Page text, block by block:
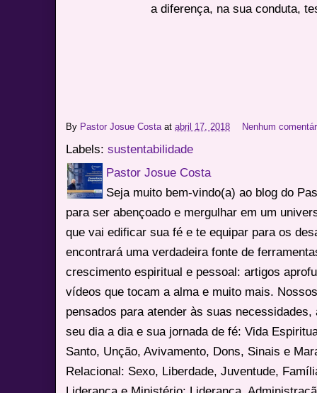
a diferença, na sua conduta,
By Pastor Josue Costa atabril 17, 2018 Nenhum
Labels:sustentabilidade
Pastor Josue Costa
Seja muito bem-vindo(a) ao blog do
para ser abençoado e mergulhar em um
que vai edificar sua fé e te equipar para os
encontrará uma verdadeira fonte de
crescimento espiritual e pessoal: artigos
vídeos que tocam a alma e muito mais.
pensados para atender às suas
seu dia a dia e sua jornada de fé: Vida
Santo, Unção, Avivamento, Dons, Sinais e
Relacional: Sexo, Liberdade, Juventude,